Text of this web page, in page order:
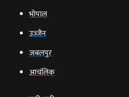
भोपाल
उज्‍जैन
जबलपुर
आचंलिक